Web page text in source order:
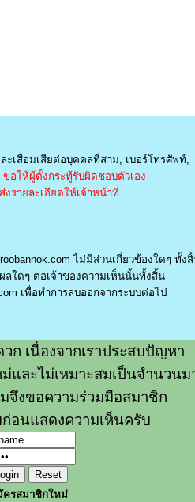
เสื่อมเสียต่อบุคคลที่สาม, เบอร์โทรศัพท์,
ขอให้ผู้ตั้งกระทู้รับผิดชอบตัวเอง
รายละเอียดให้เจ้าหน้าที่
ไม่มีส่วนเกี่ยวข้องใดๆ ทั้ง
ใดๆ ต่อเจ้าของความเห็นนั้นทั้งสิ้น
เพื่อทำการลบออกจากระบบต่อไป
ก เนื่องจากเราประสบปัญหา
และไม่เหมาะสมเป็นจำนวนม
จึงขอความร่วมมือสมาชิก
อนแสดงความเห็นครับ
ครสมาชิกใหม่